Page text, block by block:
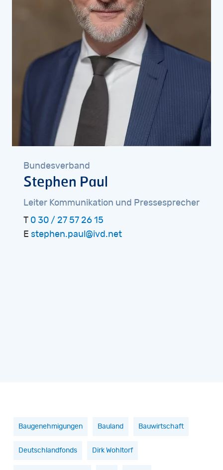
Bundesverband
Stephen Paul
Leiter Kommunikation und Pressesprecher
T 0 30 / 27 57 26 15
E stephen.paul@ivd.net
Baugenehmigungen Bauland Bauwirtschaft
Deutschlandfonds Dirk Wohltorf